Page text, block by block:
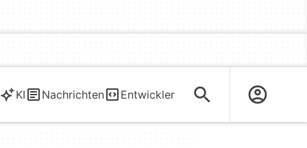
KI Nachrichten Entwickler